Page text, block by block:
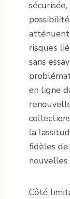
risques
sans
en ligne
la
fidèles
nouvelles
Côté